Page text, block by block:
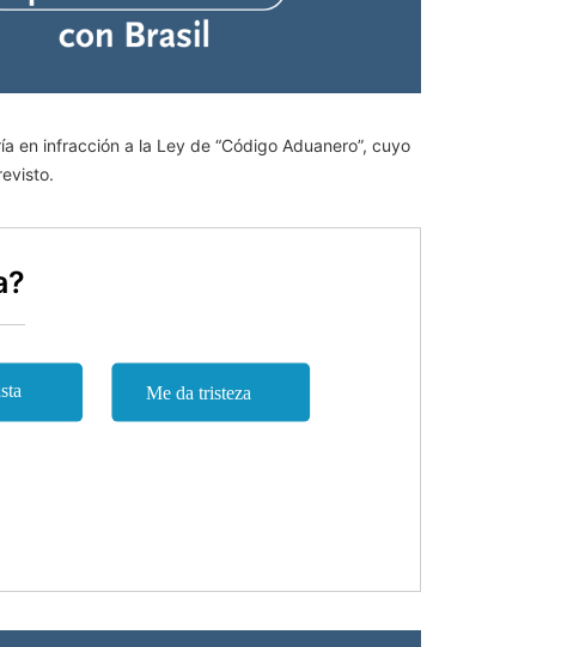
en infracción a la Ley de “Código Aduanero”, cuyo